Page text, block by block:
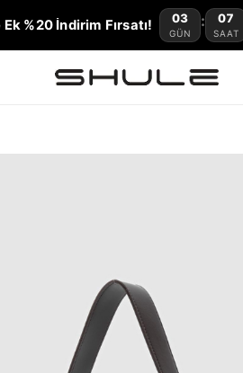
%20 İndirim Fırsatı! 03
GÜN
: 07
SAAT